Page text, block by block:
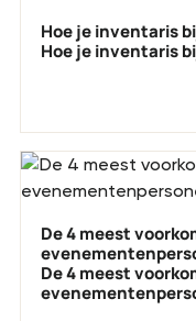
Hoe je inventaris
Hoe je inventaris
De 4 meest
De 4 meest